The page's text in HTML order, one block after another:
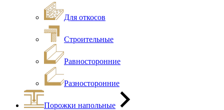
Для откосов
Строительные
Равносторонние
Разносторонние
Порожки напольные